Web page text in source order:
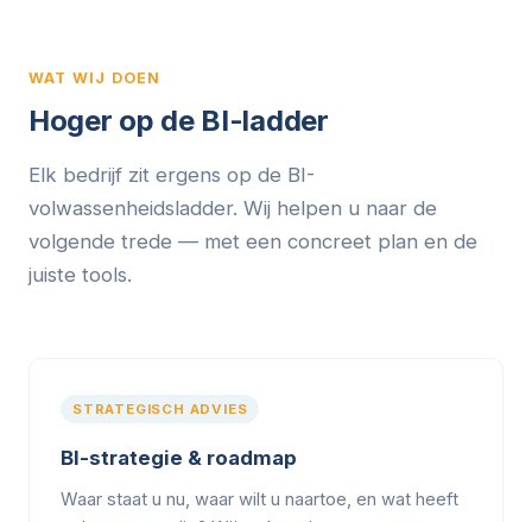
WAT WIJ DOEN
Hoger op de BI-ladder
Elk bedrijf zit ergens op de BI-
volwassenheidsladder. Wij helpen u naar de
volgende trede — met een concreet plan en de
juiste tools.
STRATEGISCH ADVIES
BI-strategie & roadmap
Waar staat u nu, waar wilt u naartoe, en wat heeft